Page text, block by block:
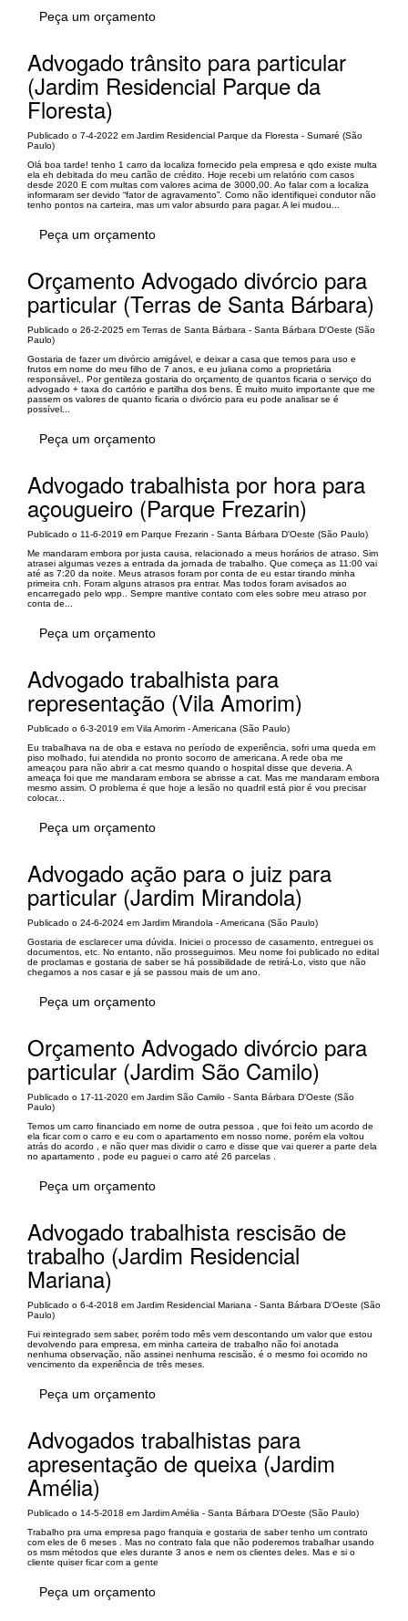
Peça um orçamento
Advogado trânsito para particular
(Jardim Residencial Parque da
Floresta)
Publicado o 7-4-2022 em Jardim Residencial Parque da Floresta - Sumaré (São
Paulo)
Olá boa tarde! tenho 1 carro da localiza fornecido pela empresa e qdo existe multa
ela eh debitada do meu cartão de crédito. Hoje recebi um relatório com casos
desde 2020 E com multas com valores acima de 3000,00. Ao falar com a localiza
informaram ser devido “fator de agravamento”. Como não identifiquei condutor não
tenho pontos na carteira, mas um valor absurdo para pagar. A lei mudou...
Peça um orçamento
Orçamento Advogado divórcio para
particular (Terras de Santa Bárbara)
Publicado o 26-2-2025 em Terras de Santa Bárbara - Santa Bárbara D'Oeste (São
Paulo)
Gostaria de fazer um divórcio amigável, e deixar a casa que temos para uso e
frutos em nome do meu filho de 7 anos, e eu juliana como a proprietária
responsável,. Por gentileza gostaria do orçamento de quantos ficaria o serviço do
advogado + taxa do cartório e partilha dos bens. É muito muito importante que me
passem os valores de quanto ficaria o divórcio para eu pode analisar se é
possível...
Peça um orçamento
Advogado trabalhista por hora para
açougueiro (Parque Frezarin)
Publicado o 11-6-2019 em Parque Frezarin - Santa Bárbara D'Oeste (São Paulo)
Me mandaram embora por justa causa, relacionado a meus horários de atraso. Sim
atrasei algumas vezes a entrada da jornada de trabalho. Que começa as 11:00 vai
até as 7:20 da noite. Meus atrasos foram por conta de eu estar tirando minha
primeira cnh. Foram alguns atrasos pra entrar. Mas todos foram avisados ao
encarregado pelo wpp.. Sempre mantive contato com eles sobre meu atraso por
conta de...
Peça um orçamento
Advogado trabalhista para
representação (Vila Amorim)
Publicado o 6-3-2019 em Vila Amorim - Americana (São Paulo)
Eu trabalhava na de oba e estava no período de experiência, sofri uma queda em
piso molhado, fui atendida no pronto socorro de americana. A rede oba me
ameaçou para não abrir a cat mesmo quando o hospital disse que deveria. A
ameaça foi que me mandaram embora se abrisse a cat. Mas me mandaram embora
mesmo assim. O problema é que hoje a lesão no quadril está pior é vou precisar
colocar...
Peça um orçamento
Advogado ação para o juiz para
particular (Jardim Mirandola)
Publicado o 24-6-2024 em Jardim Mirandola - Americana (São Paulo)
Gostaria de esclarecer uma dúvida. Iniciei o processo de casamento, entreguei os
documentos, etc. No entanto, não prosseguimos. Meu nome foi publicado no edital
de proclamas e gostaria de saber se há possibilidade de retirá-Lo, visto que não
chegamos a nos casar e já se passou mais de um ano.
Peça um orçamento
Orçamento Advogado divórcio para
particular (Jardim São Camilo)
Publicado o 17-11-2020 em Jardim São Camilo - Santa Bárbara D'Oeste (São
Paulo)
Temos um carro financiado em nome de outra pessoa , que foi feito um acordo de
ela ficar com o carro e eu com o apartamento em nosso nome, porém ela voltou
atrás do acordo , e não quer mas dividir o carro e disse que vai querer a parte dela
no apartamento , pode eu paguei o carro até 26 parcelas .
Peça um orçamento
Advogado trabalhista rescisão de
trabalho (Jardim Residencial
Mariana)
Publicado o 6-4-2018 em Jardim Residencial Mariana - Santa Bárbara D'Oeste (São
Paulo)
Fui reintegrado sem saber, porém todo mês vem descontando um valor que estou
devolvendo para empresa, em minha carteira de trabalho não foi anotada
nenhuma observação, não assinei nenhuma rescisão, é o mesmo foi ocorrido no
vencimento da experiência de três meses.
Peça um orçamento
Advogados trabalhistas para
apresentação de queixa (Jardim
Amélia)
Publicado o 14-5-2018 em Jardim Amélia - Santa Bárbara D'Oeste (São Paulo)
Trabalho pra uma empresa pago franquia e gostaria de saber tenho um contrato
com eles de 6 meses . Mas no contrato fala que não poderemos trabalhar usando
os msm métodos que eles durante 3 anos e nem os clientes deles. Mas e si o
cliente quiser ficar com a gente
Peça um orçamento